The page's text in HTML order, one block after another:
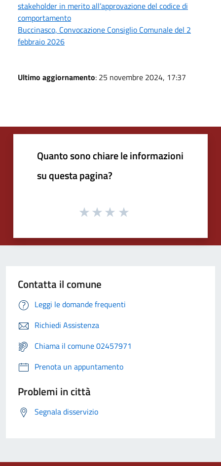
stakeholder in merito all’approvazione del codice di
comportamento
Buccinasco, Convocazione Consiglio Comunale del 2
febbraio 2026
Ultimo aggiornamento: 25 novembre 2024, 17:37
Quanto sono chiare le informazioni
su questa pagina?
Contatta il comune
Leggi le domande frequenti
Richiedi Assistenza
Chiama il comune 02457971
Prenota un appuntamento
Problemi in città
Segnala disservizio